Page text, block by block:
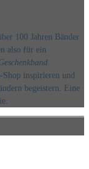
100 Jahren Bänder
also für ein
Shop inspirieren und
begeistern. Eine